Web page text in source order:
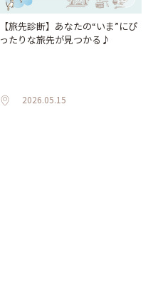
【旅先診断】あなたの“いま”にぴ
ったりな旅先が見つかる♪
2026.05.15